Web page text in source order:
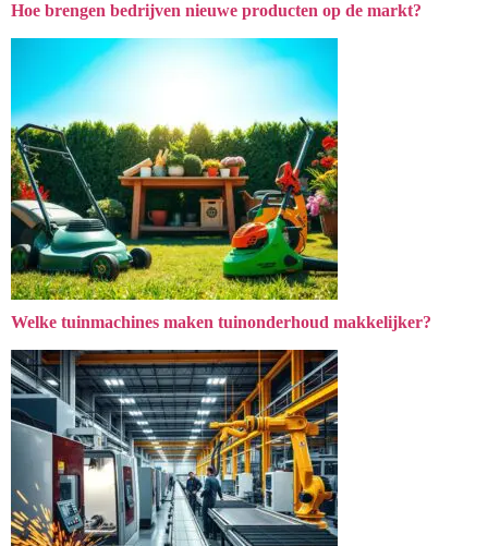
Hoe brengen bedrijven nieuwe producten op de markt?
Welke tuinmachines maken tuinonderhoud makkelijker?